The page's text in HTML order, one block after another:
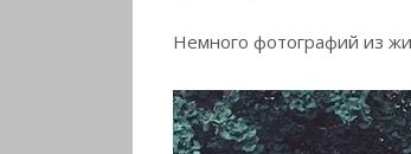
Немного фотографий из